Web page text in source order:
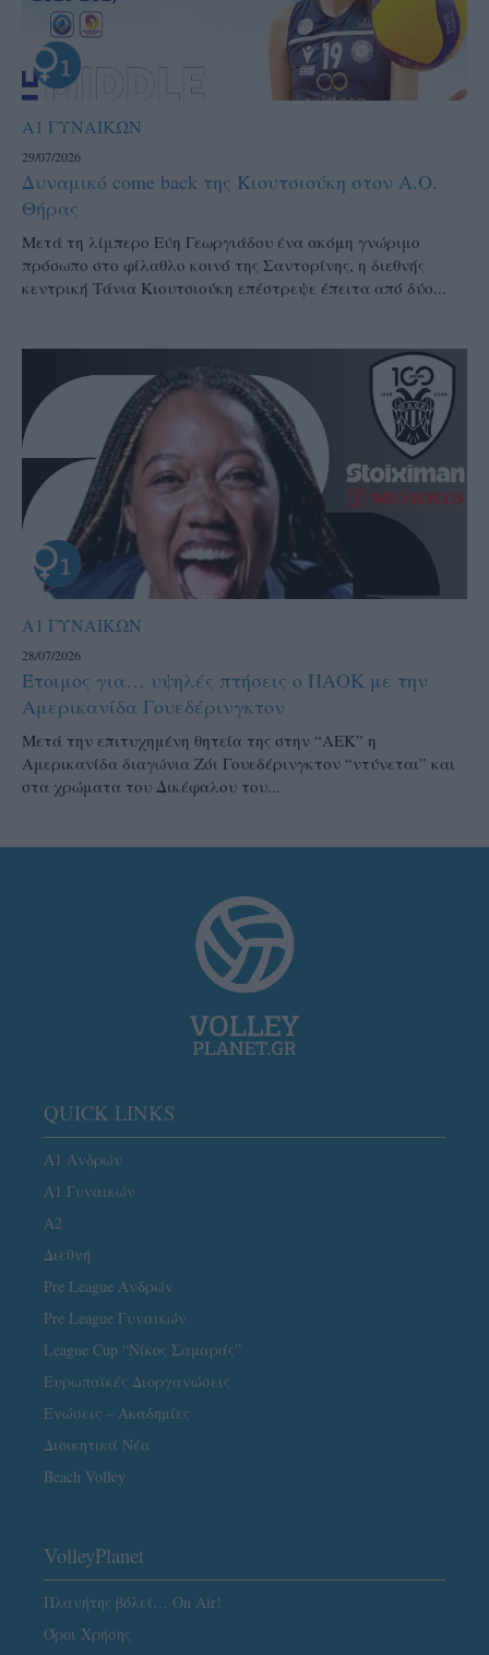
Α1 ΓΥΝΑΙΚΩΝ
29/07/2026
Δυναμικό come back της Κιουτσιούκη στον Α.Ο.
Θήρας
Μετά τη λίμπερο Εύη Γεωργιάδου ένα ακόμη γνώριμο
πρόσωπο στο φίλαθλο κοινό της Σαντορίνης, η διεθνής
κεντρική Τάνια Κιουτσιούκη επέστρεψε έπειτα από δύο...
Α1 ΓΥΝΑΙΚΩΝ
28/07/2026
Έτοιμος για… υψηλές πτήσεις ο ΠΑΟΚ με την
Αμερικανίδα Γουεδέρινγκτον
Μετά την επιτυχημένη θητεία της στην “ΑΕΚ” η
Αμερικανίδα διαγώνια Ζόι Γουεδέρινγκτον “ντύνεται” και
στα χρώματα του Δικέφαλου του...
QUICK LINKS
Α1 Ανδρών
Α1 Γυναικών
A2
Διεθνή
Pre League Ανδρών
Pre League Γυναικών
League Cup “Νίκος Σαμαράς”
Ευρωπαϊκές Διοργανώσεις
Ενώσεις – Ακαδημίες
Διοικητικά Νέα
Beach Volley
VolleyPlanet
Πλανήτης βόλεϊ… On Air!
Όροι Χρήσης